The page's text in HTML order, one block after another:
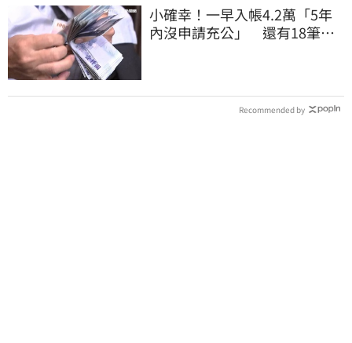
小確幸！一早入帳4.2萬「5年
內沒申請充公」 還有18筆錢
Recommended by